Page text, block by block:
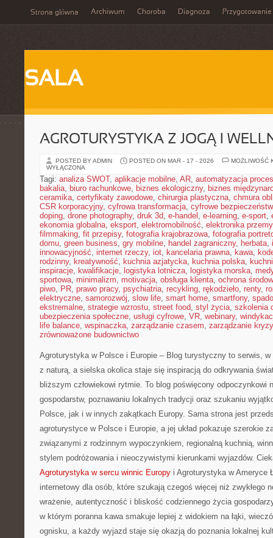
Strona główna Archiwum Choroba Diagnoza Przygotowanie
SALA
AGROTURYSTYKA Z JOGĄ I
POSTED BY ADMIN POSTED ON MAR - 17 - 2026
MOŻLIWOŚĆ
WYŁĄCZONA
Tagi: analiza SWOT, aplikacje mobilne, AR, automatyzacja
bakalia, biuro rachunkowe, biznes ekologiczny, biznes
ceramika, certyfikaty zawodowe, chirurgia plastyczna, chmura
CSR korporacyjny, cyfrowa transformacja, cyfrowe
doping, drone photography, druk 3d, e-handel , e-learning, e-sport,
ekonomia globalna, eksport, elektromobilność, elektronika
filmmaking, fit przepisy, fotografia krajobrazowa, fotografia
domu, green business, gry mobilne, handel zagraniczny, herbata,
innowacyjność, internet rzeczy, iot, kancelaria prawna, kawa,
rodzinny, kreatywność, kuchnia azjatycka, kuchnia polska,
inspiracje, kwalifikacje, logistyka lotnicza, logistyka morska,
sportowa, minimalizm, motivacja, obsługa klienta, ochrona
piwo, PR, prawo pracy, psychiatria, recykling, rękodzieło, renty,
elektryczne, samorozwój, slow life, smart home, smartfony,
ekstremalne, strategie wzrostu, street food, styl życia, szkolenia
ubezpieczenia społeczne, usługi cyfrowe, VR, webinary,
life balance, wspinaczka, zarządzanie czasem, zarządzanie
zrównoważone budownictwo
Agroturystyka w Polsce i Europie – Blog turystyczny to serwis,
z naturą, a sielska okolica staje się inspiracją do odkrywania
bliższym człowiekowi rytmie. To blog poświęcony odpoczynkowi
gospodarstw, poznawaniu lokalnych tradycji oraz szukaniu
Polsce, jak i w innych zakątkach Europy. Sama strona jest
agroturystyce w Polsce i Europie, a jej układ pokazuje szerokie
związanymi z rodzinnym wypoczynkiem, regionalną kuchnią,
stylem podróżowania i nieoczywistymi kierunkami wyjazdów.
Agroturystyka w sercu winnic Europy i Agroturystyka w Ameryce
internetowy dla osób, które szukają czegoś więcej niż zwykłego
wrażenie, autentyczność i bliskość codziennego życia
w którym poranna kawa smakuje lepiej z widokiem na łąki,
ognisku, a każdy wyjazd staje się okazją do poznania lokalnej